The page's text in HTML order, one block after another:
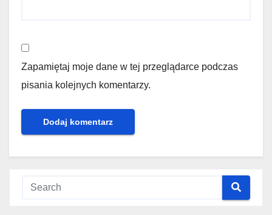
Zapamiętaj moje dane w tej przeglądarce podczas
pisania kolejnych komentarzy.